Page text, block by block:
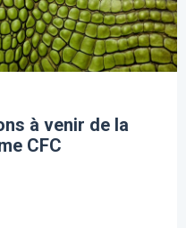
à venir de la
CFC